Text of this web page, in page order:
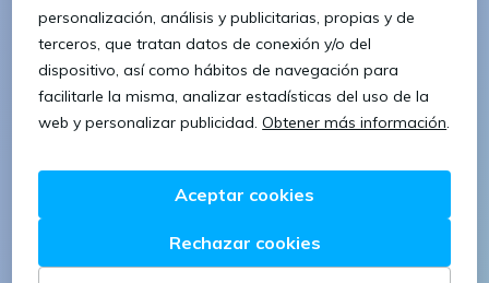
Confirmar contraseña
8 caracteres 1 letra minúscula
1 letra mayúscula 1 número